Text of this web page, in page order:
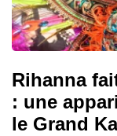
Rihanna
: une
le Grand